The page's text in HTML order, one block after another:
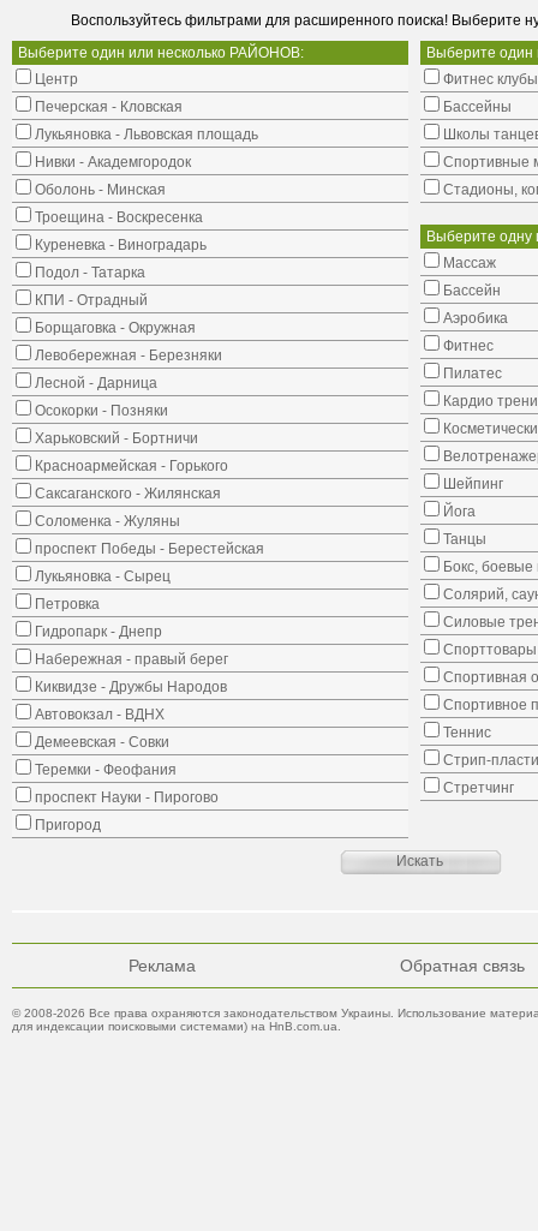
Воспользуйтесь фильтрами для расширенного поиска! Выберите
Выберите один или несколько РАЙОНОВ:
Центр
Печерская - Кловская
Лукьяновка - Львовская площадь
Нивки - Академгородок
Оболонь - Минская
Троещина - Воскресенка
Куреневка - Виноградарь
Подол - Татарка
КПИ - Отрадный
Борщаговка - Окружная
Левобережная - Березняки
Лесной - Дарница
Осокорки - Позняки
Харьковский - Бортничи
Красноармейская - Горького
Саксаганского - Жилянская
Соломенка - Жуляны
проспект Победы - Берестейская
Лукьяновка - Сырец
Петровка
Гидропарк - Днепр
Набережная - правый берег
Киквидзе - Дружбы Народов
Автовокзал - ВДНХ
Демеевская - Совки
Теремки - Феофания
проспект Науки - Пирогово
Пригород
Выберите
Фитнес клубы
Бассейны
Школы
Cпортивные
Стадионы,
Выберите одну
Массаж
Бассейн
Аэробика
Фитнес
Пилатес
Кардио
Шейпинг
Йога
Танцы
Бокс, боевые
Солярий,
Силовые
Спортивная
Спортивное
Теннис
Стрип-
Стретчинг
Реклама Обратная связь
© 2008-2026 Все права охраняются законодательством Украины. Использование
для индексации поисковыми системами) на HnB.com.ua.